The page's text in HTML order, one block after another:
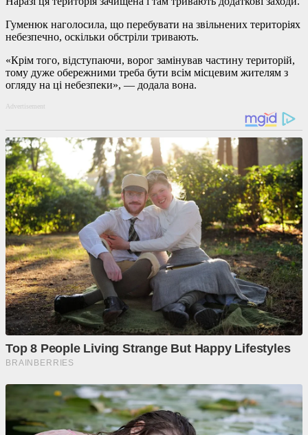
Гуменюк наголосила, що перебувати на звільнених територіях
небезпечно, оскільки обстріли тривають.
«Крім того, відступаючи, ворог замінував частину територій,
тому дуже обережними треба бути всім місцевим жителям з
огляду на ці небезпеки», — додала вона.
Advertisement